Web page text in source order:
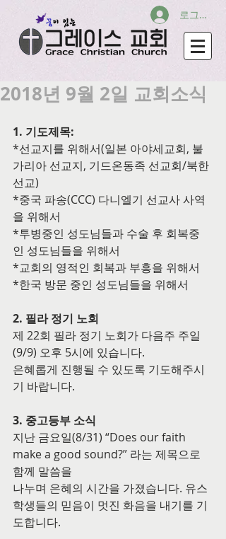
로그인
2018년 9월 2일 교회소식
1. 기도제목:
*선교지를 위해서(일본 아야세교회, 불
가리아 선교지, 기드온동족 선교회/북한
선교)
*중국 파송(CCC) 다니엘기 선교사 사역
을 위해서
*투병중인 성도님들과 수술 후 회복중
인 성도님들을 위해서
*교회의 영적인 회복과 부흥을 위해서
*한국 방문 중인 성도님들을 위해서
2. 필라 정기 노회
제 22회 필라 정기 노회가 다음주 주일
(9/9) 오후 5시에 있습니다.
은혜롭게 진행될 수 있도록 기도해주시
기 바랍니다.
3. 중고등부 소식
지난 금요일(8/31) “Does our faith
make a good sound?” 라는 제목으로
함께 말씀을
나누며 은혜의 시간을 가졌습니다. 유스
학생들의 믿음이 멋진 화음을 내기를 기
도합니다.